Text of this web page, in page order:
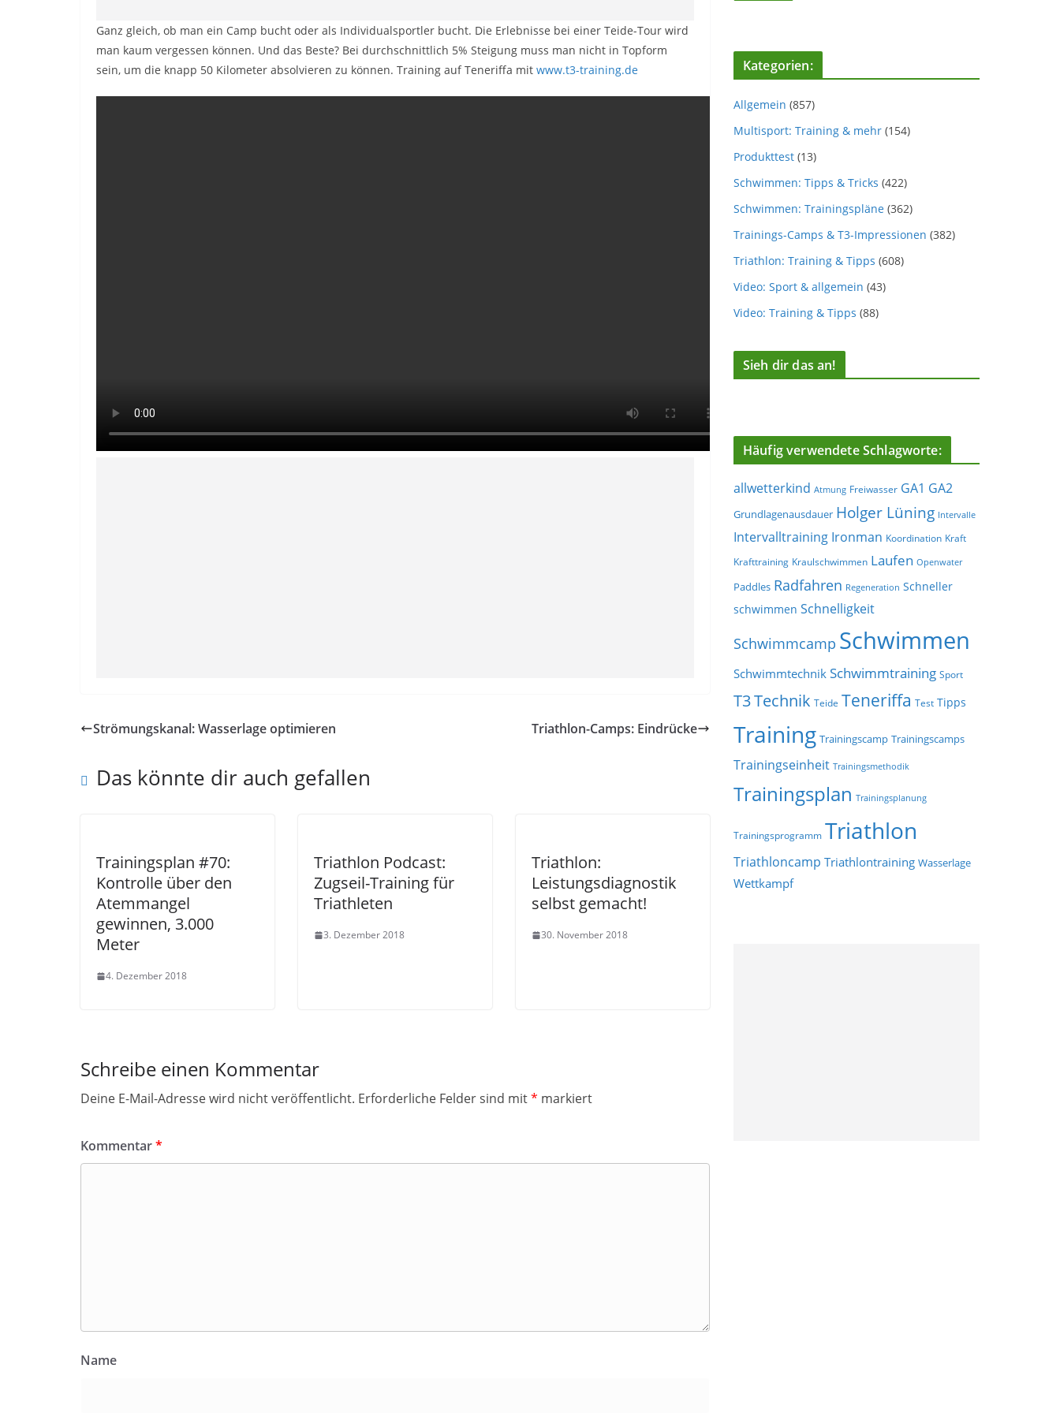
Ganz gleich, ob man ein Camp bucht oder als Individualsportler bucht. Die Erlebnisse bei einer Teide-Tour wird
man kaum vergessen können. Und das Beste? Bei durchschnittlich 5% Steigung muss man nicht in Topform
sein, um die knapp 50 Kilometer absolvieren zu können. Training auf Teneriffa mit www.t3-training.de
Strömungskanal: Wasserlage optimieren Triathlon-Camps: Eindrücke
Das könnte dir auch gefallen
Trainingsplan #70:
Kontrolle über den
Atemmangel
gewinnen, 3.000
Meter
4. Dezember 2018
Triathlon Podcast:
Zugseil-Training für
Triathleten
3. Dezember 2018
Triathlon:
Leistungsdiagnostik
selbst gemacht!
30. November 2018
Schreibe einen Kommentar
Deine E-Mail-Adresse wird nicht veröffentlicht. Erforderliche Felder sind mit* markiert
Kommentar*
Name
Kategorien:
Allgemein (857)
Multisport: Training & mehr (154)
Produkttest (13)
Schwimmen: Tipps & Tricks (422)
Schwimmen: Trainingspläne (362)
Trainings-Camps & T3-Impressionen (382)
Triathlon: Training & Tipps (608)
Video: Sport & allgemein (43)
Video: Training & Tipps (88)
Sieh dir das an!
Häufig verwendete Schlagworte:
allwetterkind Atmung Freiwasser GA1 GA2
Grundlagenausdauer Holger Lüning Intervalle
Intervalltraining Ironman Koordination Kraft
Krafttraining Kraulschwimmen Laufen Openwater
Paddles Radfahren Regeneration Schneller
schwimmen Schnelligkeit
Schwimmcamp Schwimmen
Schwimmtechnik Schwimmtraining Sport
T3Technik Teide Teneriffa Test Tipps
Training Trainingscamp Trainingscamps
Trainingseinheit Trainingsmethodik
Trainingsplan Trainingsplanung
Trainingsprogramm Triathlon
Triathloncamp Triathlontraining Wasserlage
Wettkampf